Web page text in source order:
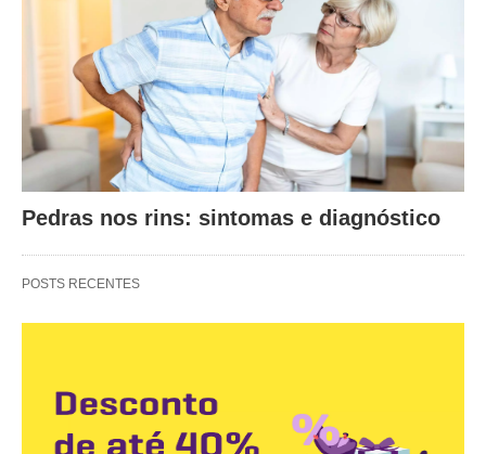
Pedras nos rins: sintomas e diagnóstico
POSTS RECENTES